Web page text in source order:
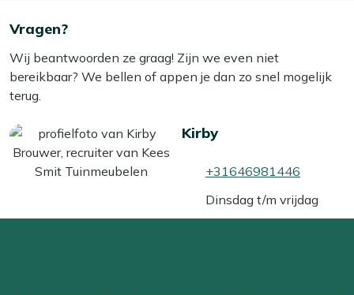
Vragen?
Wij beantwoorden ze graag! Zijn we even niet
bereikbaar? We bellen of appen je dan zo snel mogelijk
terug.
Kirby
+31646981446
Dinsdag t/m vrijdag